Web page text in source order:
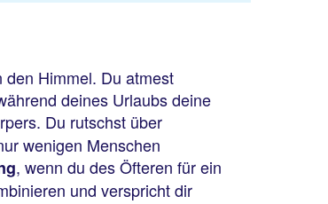
Himmel. Du atmest
deines Urlaubs deine
Du rutschst über
wenigen Menschen
, wenn du des Öfteren für ein
und verspricht dir